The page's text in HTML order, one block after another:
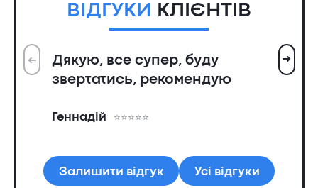
ВІДГУКИ КЛІЄНТІВ
Дякую, все супер, буду
звертатись, рекомендую
Геннадій
➜ ➜
Залишити відгук Усі відгуки